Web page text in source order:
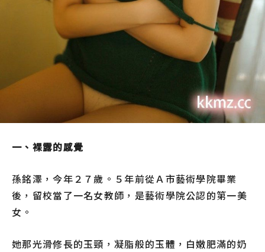
一、裸露的感覺
孫銘澤，今年２７歲。５年前從Ａ市藝術學院畢業
後，留校當了一名女教師，是藝術學院公認的第一美
女。
她那光滑修長的玉頸，凝脂般的玉體，白嫩肥滿的奶